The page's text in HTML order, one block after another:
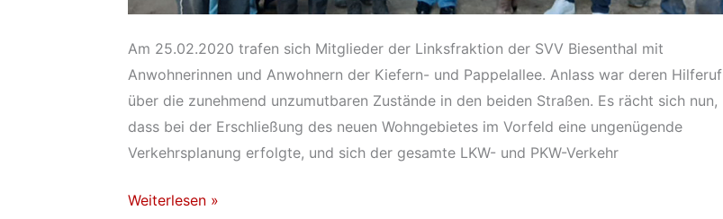
Am 25.02.2020 trafen sich Mitglieder der Linksfraktion der SVV Biesenthal mit
Anwohnerinnen und Anwohnern der Kiefern- und Pappelallee. Anlass war deren Hilferuf
über die zunehmend unzumutbaren Zustände in den beiden Straßen. Es rächt sich nun,
dass bei der Erschließung des neuen Wohngebietes im Vorfeld eine ungenügende
Verkehrsplanung erfolgte, und sich der gesamte LKW- und PKW-Verkehr
So
Weiterlesen »